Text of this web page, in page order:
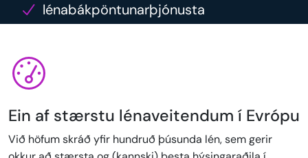
lénabákpöntunarþjónusta
Ein af stærstu lénaveitendum í Evrópu
Við höfum skráð yfir hundruð þúsunda lén, sem gerir